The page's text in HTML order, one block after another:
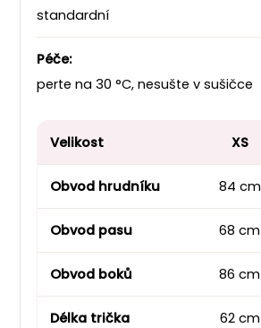
standardní
Péče:
perte na 30 °C, nesušte v sušičce
Velikost XS
Obvod hrudníku 84 cm
Obvod pasu 68 cm
Obvod boků 86 cm
Délka trička 62 cm